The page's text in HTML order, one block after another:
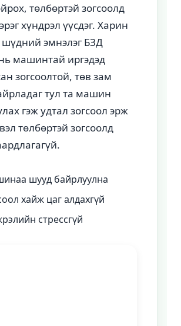
төлбөртэй зогсоолд
хүндрэл үүсдэг. Харин
эмнэлэг БЗД
машинтай иргэдэд
зогсоолтой, төв зам
тул та машин
гэж удтал зогсоол эрж
төлбөртэй зогсоолд
шууд байрлуулна
хайж цаг алдахгүй
стрессгүй